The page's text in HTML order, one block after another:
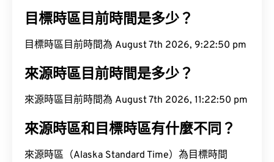
目標時區目前時間是多少？
目標時區目前時間為 August 7th 2026, 9:22:51 pm
來源時區目前時間是多少？
來源時區目前時間為 August 7th 2026, 11:22:51 pm
來源時區和目標時區有什麼不同？
來源時區（Alaska Standard Time）為目標時間